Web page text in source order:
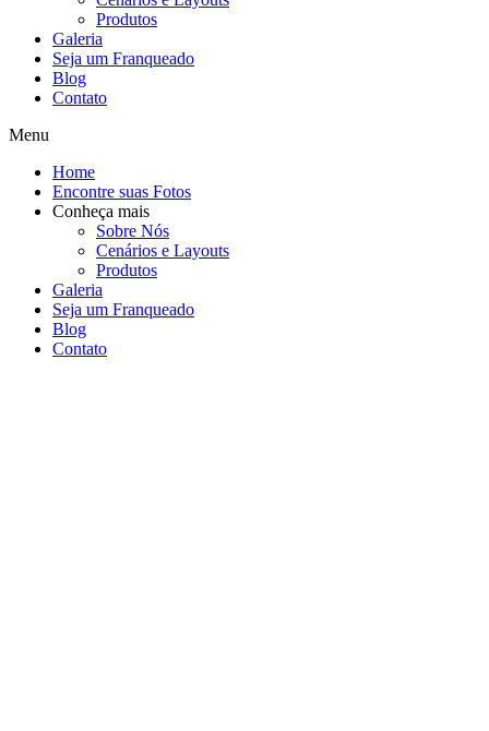
Produtos
Galeria
Seja um Franqueado
Blog
Contato
Menu
Home
Encontre suas Fotos
Conheça mais
Sobre Nós
Cenários e Layouts
Produtos
Galeria
Seja um Franqueado
Blog
Contato